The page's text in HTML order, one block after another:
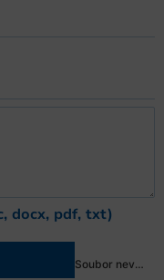
docx, pdf, txt)
Soubor nevybrán